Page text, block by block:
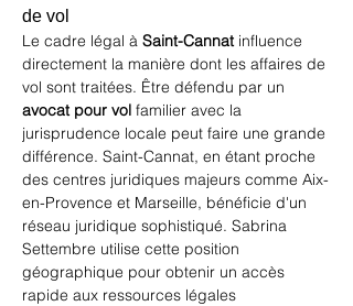
de vol
Le cadre légal à Saint-Cannat influence
directement la manière dont les affaires de
vol sont traitées. Être défendu par un
avocat pour vol familier avec la
jurisprudence locale peut faire une grande
différence. Saint-Cannat, en étant proche
des centres juridiques majeurs comme Aix-
en-Provence et Marseille, bénéficie d'un
réseau juridique sophistiqué. Sabrina
Settembre utilise cette position
géographique pour obtenir un accès
rapide aux ressources légales